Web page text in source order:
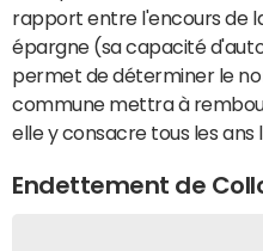
rapport entre l'encours de
épargne (sa capacité
permet de déterminer le
commune mettra à
elle y consacre tous les ans
Endettement de